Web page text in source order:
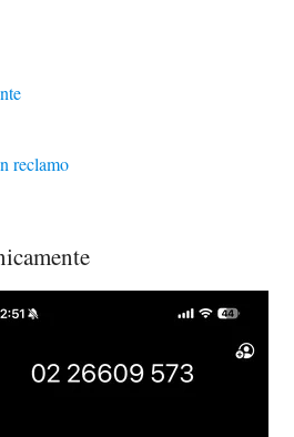
reclamo